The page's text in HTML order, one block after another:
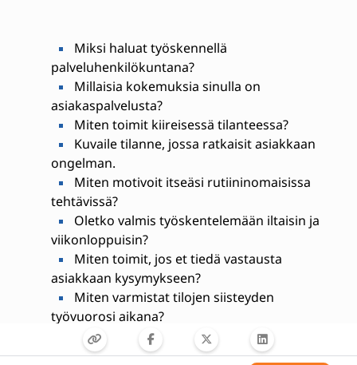
Miksi haluat työskennellä
palveluhenkilökuntana?
Millaisia kokemuksia sinulla on
asiakaspalvelusta?
Miten toimit kiireisessä tilanteessa?
Kuvaile tilanne, jossa ratkaisit asiakkaan
ongelman.
Miten motivoit itseäsi rutiininomaisissa
tehtävissä?
Oletko valmis työskentelemään iltaisin ja
viikonloppuisin?
Miten toimit, jos et tiedä vastausta
asiakkaan kysymykseen?
Miten varmistat tilojen siisteyden
työvuorosi aikana?
Kuvaile vahvuutesi tiimityössä.
Miten kehittäisit asiakaskokemusta?